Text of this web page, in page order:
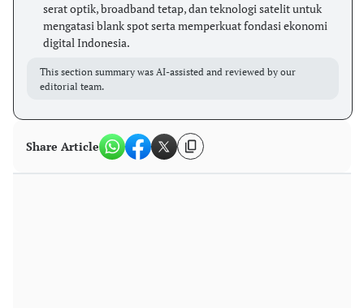
serat optik, broadband tetap, dan teknologi satelit untuk
mengatasi blank spot serta memperkuat fondasi ekonomi
digital Indonesia.
This section summary was AI-assisted and reviewed by our
editorial team.
Share Article